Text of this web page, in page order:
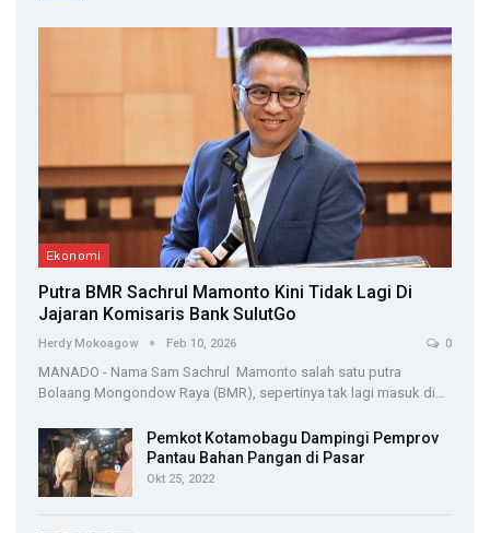
Ekonomi
Putra BMR Sachrul Mamonto Kini Tidak Lagi Di
Jajaran Komisaris Bank SulutGo
Herdy Mokoagow Feb 10, 2026 0
MANADO - Nama Sam Sachrul Mamonto salah satu putra
Bolaang Mongondow Raya (BMR), sepertinya tak lagi masuk di…
Pemkot Kotamobagu Dampingi Pemprov
Pantau Bahan Pangan di Pasar
Okt 25, 2022